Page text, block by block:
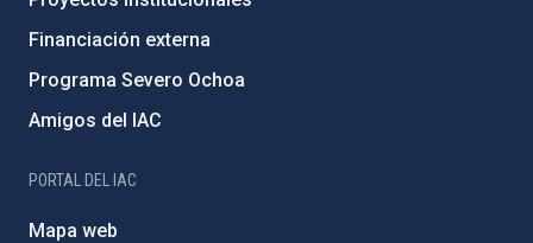
Financiación externa
Programa Severo Ochoa
Amigos del IAC
PORTAL DEL IAC
Mapa web